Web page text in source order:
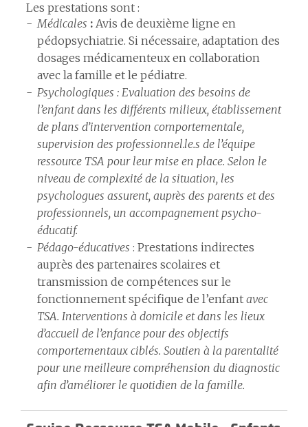
Les prestations sont :
Médicales : Avis de deuxième ligne en
pédopsychiatrie. Si nécessaire, adaptation des
dosages médicamenteux en collaboration
avec la famille et le pédiatre.
Psychologiques : Evaluation des besoins de
l’enfant dans les différents milieux, établissement
de plans d’intervention comportementale,
supervision des professionnel.le.s de l’équipe
ressource TSA pour leur mise en place. Selon le
niveau de complexité de la situation, les
psychologues assurent, auprès des parents et des
professionnels, un accompagnement psycho-
éducatif.
Pédago-éducatives : Prestations indirectes
auprès des partenaires scolaires et
transmission de compétences sur le
fonctionnement spécifique de l’enfantavec
TSA. Interventions à domicile et dans les lieux
d’accueil de l’enfance pour des objectifs
comportementaux ciblés. Soutien à la parentalité
pour une meilleure compréhension du diagnostic
afin d’améliorer le quotidien de la famille.